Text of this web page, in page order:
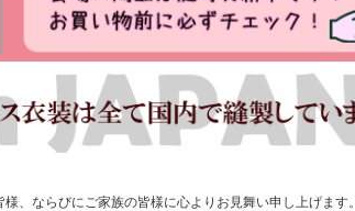
、ならびにご家族の皆様に心よりお見舞い申し上げます。